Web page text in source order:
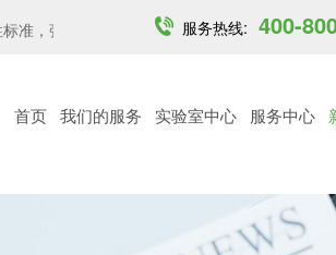
，强化关... 印度开放6GHz中低功率免许可
服务热线: 400-
首页 我们的服务 实验室中心 服务中心